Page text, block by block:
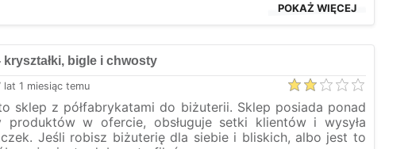
POKAŻ WIĘCEJ
kryształki, bigle i chwosty
lat 1 miesiąc temu
sklep z półfabrykatami do biżuterii. Sklep posiada ponad
produktów w ofercie, obsługuje setki klientów i wysyła
Jeśli robisz biżuterię dla siebie i bliskich, albo jest to